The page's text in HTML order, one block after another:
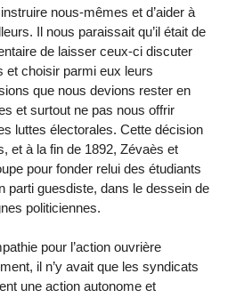
nous-mêmes et d’aider à
Il nous paraissait qu’il était de
de laisser ceux-ci discuter
et choisir parmi eux leurs
que nous devions rester en
et surtout ne pas nous offrir
luttes électorales. Cette décision
et à la fin de 1892, Zévaès et
pour fonder relui des étudiants
parti guesdiste, dans le dessein de
politiciennes.
pour l’action ouvrière
il n’y avait que les syndicats
une action autonome et